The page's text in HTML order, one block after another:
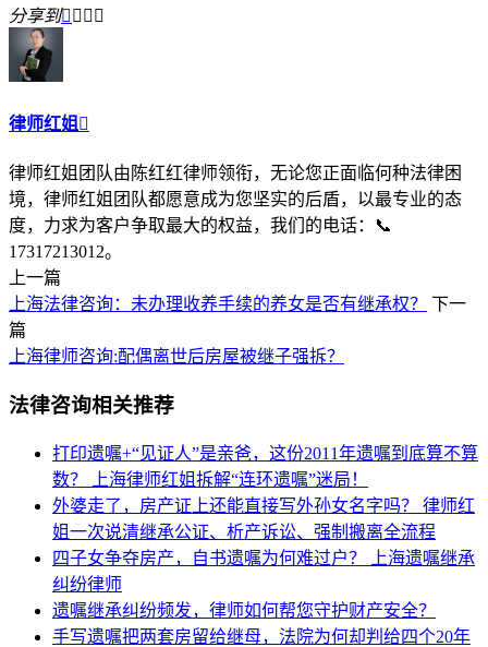
分享到   
律师红姐 
律师红姐团队由陈红红律师领衔，无论您正面临何种法律困
境，律师红姐团队都愿意成为您坚实的后盾，以最专业的态
度，力求为客户争取最大的权益，我们的电话：📞
17317213012。
上一篇
上海法律咨询：未办理收养手续的养女是否有继承权？
下一
篇
上海律师咨询:配偶离世后房屋被继子强拆？
法律咨询相关推荐
打印遗嘱+“见证人”是亲爸，这份2011年遗嘱到底算不算
数？
上海律师红姐拆解“连环遗嘱”迷局！
外婆走了，房产证上还能直接写外孙女名字吗？ 律师红
姐一次说清继承公证、析产诉讼、强制搬离全流程
四子女争夺房产，自书遗嘱为何难过户？
上海遗嘱继承
纠纷律师
遗嘱继承纠纷频发，律师如何帮您守护财产安全？
手写遗嘱把两套房留给继母，法院为何却判给四个20年